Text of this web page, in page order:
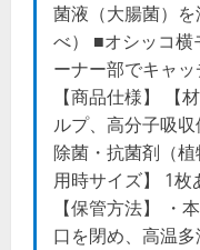
菌液（大腸菌）
べ） ■オシッコ横
ーナー部でキャ
【商品仕様】 【
ルプ、高分子吸収
除菌・抗菌剤（
用時サイズ】 1
【保管方法】 ・
口を閉め、高温